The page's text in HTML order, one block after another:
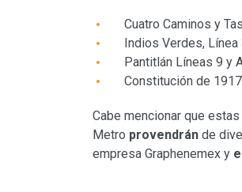
Cuatro Caminos y
Indios Verdes, Línea
Pantitlán Líneas 9 y
Constitución de
Cabe mencionar que
Metro provendrán de
empresa Graphenemex y